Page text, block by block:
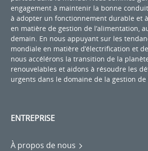
engagement à maintenir la bonne
à adopter un fonctionnement durable et
en matière de gestion de l’alimentation,
demain. En nous appuyant sur les
mondiale en matière d’électrification et
nous accélérons la transition de la
renouvelables et aidons à résoudre les
urgents dans le domaine de la gestion de
ENTREPRISE
À propos de nous